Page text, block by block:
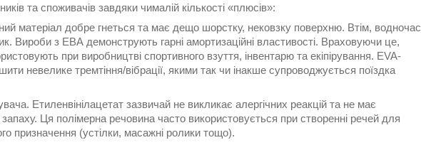
та споживачів завдяки чималій кількості «плюсів»:
матеріал добре гнеться та має дещо шорстку, нековзку поверхню. Втім, водночас
Вироби з ЕВА демонструють гарні амортизаційні властивості. Враховуючи це,
при виробництві спортивного взуття, інвентарю та екіпірування. EVA-
невелике тремтіння/вібрації, якими так чи інакше супроводжується поїздка
Етиленвінілацетат зазвичай не викликає алергічних реакцій та не має
запаху. Ця полімерна речовина часто використовується при створенні речей для
призначення (устілки, масажні ролики тощо).